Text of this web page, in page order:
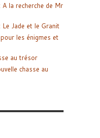
la recherche de Mr
Jade et le Granit
les énigmes et
au trésor
chasse au